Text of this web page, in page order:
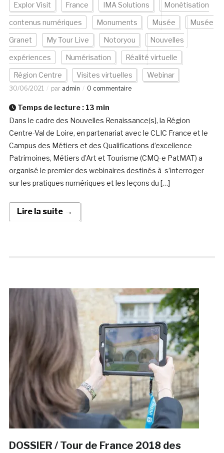
Explor Visit France IMA Solutions Monétisation
contenus numériques Monuments Musée Musée
Granet My Tour Live Notoryou Nouvelles
expériences Numérisation Réalité virtuelle
Région Centre Visites virtuelles Webinar
30/06/2021 par admin 0 commentaire
Temps de lecture : 13 min
Dans le cadre des Nouvelles Renaissance(s], la Région
Centre-Val de Loire, en partenariat avec le CLIC France et le
Campus des Métiers et des Qualifications d’excellence
Patrimoines, Métiers d’Art et Tourisme (CMQ-e PatMAT) a
organisé le premier des webinaires destinés à s’interroger
sur les pratiques numériques et les leçons du […]
Lire la suite →
DOSSIER / Tour de France 2018 des